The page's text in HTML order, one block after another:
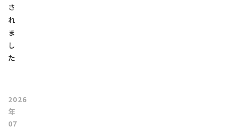
さ
れ
ま
し
た
2026
年
07